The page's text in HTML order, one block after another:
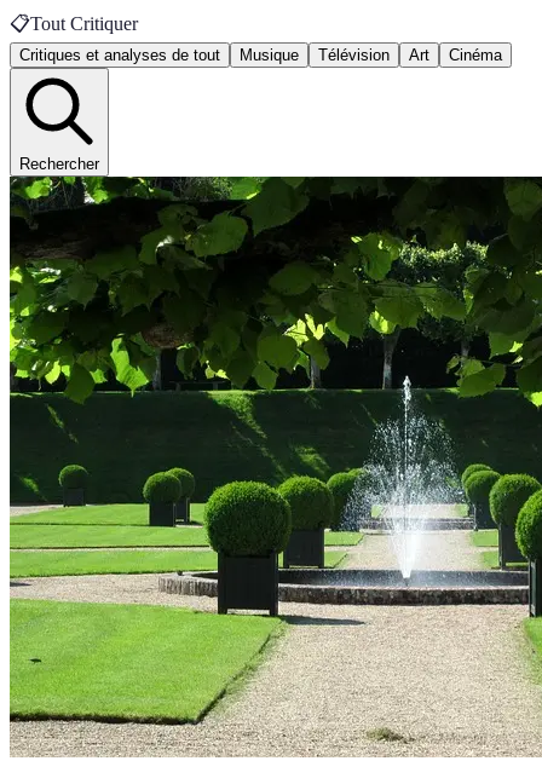
📋Tout Critiquer
Critiques et analyses de tout Musique Télévision Art Cinéma
Rechercher